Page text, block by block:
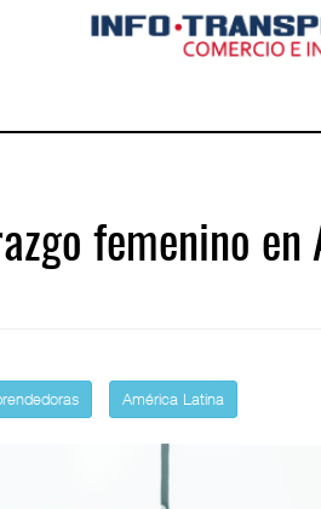
femenino en
América Latina
... TMAZ eleva 77%
EE.UU. plantea